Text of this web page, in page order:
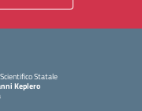
Statale
Keplero